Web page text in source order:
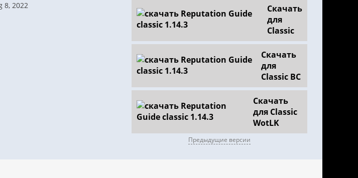
8, 2022
Скачать
для
Classic
Скачать
для
Classic BC
Скачать
для Classic
WotLK
Предыдущие версии